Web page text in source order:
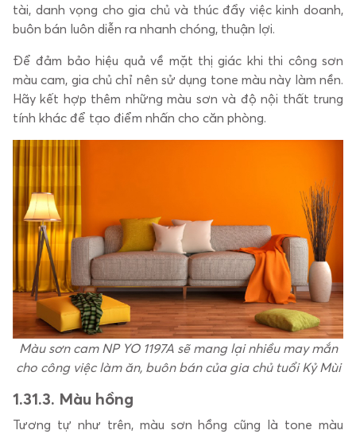
tài, danh vọng cho gia chủ và thúc đẩy việc kinh doanh,
buôn bán luôn diễn ra nhanh chóng, thuận lợi.
Để đảm bảo hiệu quả về mặt thị giác khi thi công sơn
màu cam, gia chủ chỉ nên sử dụng tone màu này làm nền.
Hãy kết hợp thêm những màu sơn và độ nội thất trung
tính khác để tạo điểm nhấn cho căn phòng.
Màu sơn cam NP YO 1197A sẽ mang lại nhiều may mắn
cho công việc làm ăn, buôn bán của gia chủ tuổi Kỷ Mùi
1.31.3. Màu hồng
Tương tự như trên, màu sơn hồng cũng là tone màu